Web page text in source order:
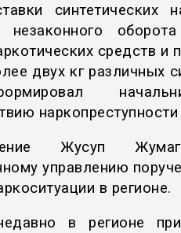
синтетических
средств и
двух кг различных
Жусуп
управлению
в регионе.
в регионе